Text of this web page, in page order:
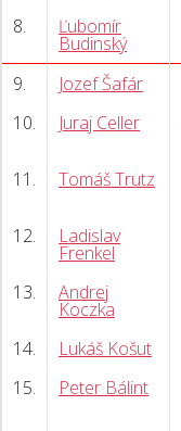
8. Ľubomír
Budinský
9. Jozef Šafár
10.
Juraj Celler
11. Tomáš Trutz
12. Ladislav
Frenkel
13. Andrej
Koczka
14. Lukáš Košut
15.
Peter Bálint